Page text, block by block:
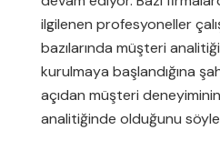
ilgilenen profesyoneller
bazılarında müşteri analitiği
kurulmaya başlandığına
açıdan müşteri
analitiğinde olduğunu